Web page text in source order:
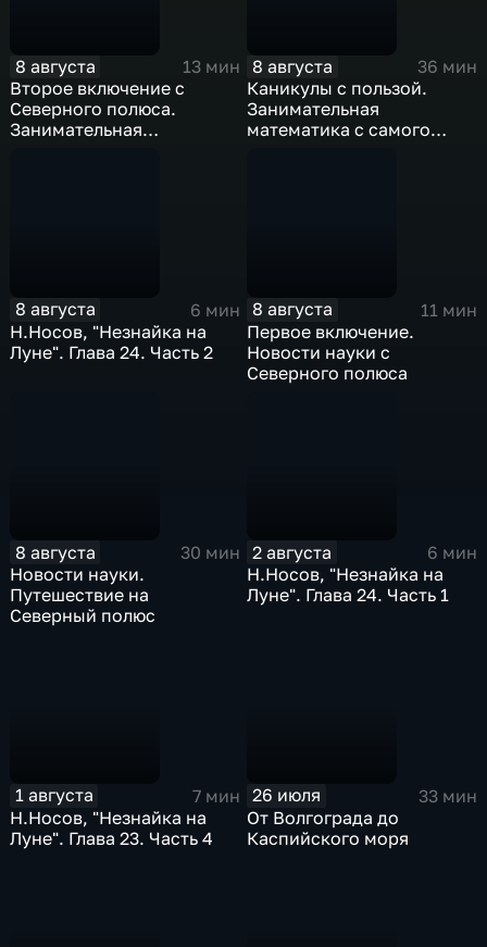
8 августа
13 мин
Второе включение с
Северного полюса.
Занимательная
8 августа
36 мин
Каникулы с пользой.
Занимательная
математика с самого
8 августа
6 мин
Н.Носов, "Незнайка на
Луне". Глава 24. Часть 2
8 августа
11 мин
Первое включение.
Новости науки с
Северного полюса
8 августа
30 мин
Новости науки.
Путешествие на
Северный полюс
2 августа
6 мин
Н.Носов, "Незнайка на
Луне". Глава 24. Часть 1
1 августа
7 мин
Н.Носов, "Незнайка на
Луне". Глава 23. Часть 4
26 июля
33 мин
От Волгограда до
Каспийского моря